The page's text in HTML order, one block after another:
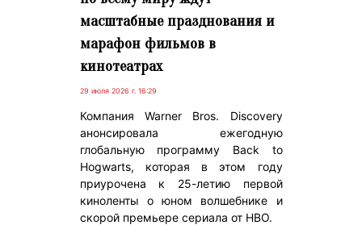
масштабные празднования и
марафон фильмов в
кинотеатрах
29 июля 2026 г. 16:29
Компания Warner Bros. Discovery
анонсировала ежегодную
глобальную программу Back to
Hogwarts, которая в этом году
приурочена к 25-летию первой
киноленты о юном волшебнике и
скорой премьере сериала от HBO.